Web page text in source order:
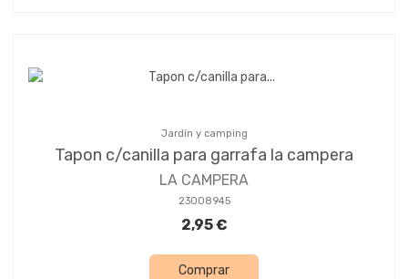
Jardín y camping
Tapon c/canilla para garrafa la campera
LA CAMPERA
23008945
2,95 €
Comprar